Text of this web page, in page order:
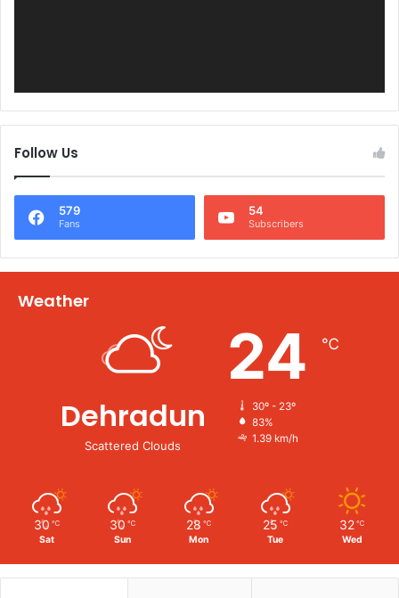
Follow Us
579
Fans
54
Subscribers
Weather
Dehradun
Scattered Clouds
24 ℃
30º - 23º
83%
1.39 km/h
30 ℃
Sat
30 ℃
Sun
28 ℃
Mon
25 ℃
Tue
32 ℃
Wed